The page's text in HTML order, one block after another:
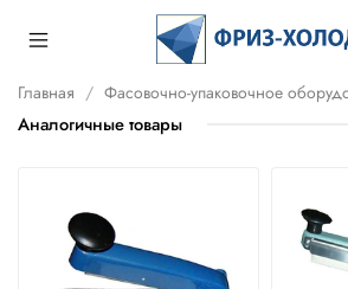
Главная Фасовочно-упаковочное
Аналогичные товары